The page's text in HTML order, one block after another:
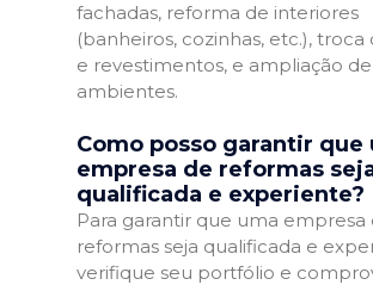
fachadas, reforma de interiores
(banheiros, cozinhas, etc.), troca
e revestimentos, e ampliação de
ambientes.
Como posso garantir que
empresa de reformas
qualificada e experiente?
Para garantir que uma empresa
reformas seja qualificada e
verifique seu portfólio e